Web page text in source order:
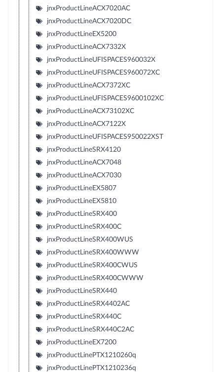
jnxProductLineACX7020AC
jnxProductLineACX7020DC
jnxProductLineEX5200
jnxProductLineACX7332X
jnxProductLineUFISPACES960032X
jnxProductLineUFISPACES960072XC
jnxProductLineACX7372XC
jnxProductLineUFISPACES9600102XC
jnxProductLineACX73102XC
jnxProductLineACX7122X
jnxProductLineUFISPACES950022XST
jnxProductLineSRX4120
jnxProductLineACX7048
jnxProductLineACX7030
jnxProductLineEX5807
jnxProductLineEX5810
jnxProductLineSRX400
jnxProductLineSRX400C
jnxProductLineSRX400WUS
jnxProductLineSRX400WWW
jnxProductLineSRX400CWUS
jnxProductLineSRX400CWWW
jnxProductLineSRX440
jnxProductLineSRX4402AC
jnxProductLineSRX440C
jnxProductLineSRX440C2AC
jnxProductLineEX7200
jnxProductLinePTX1210260q
jnxProductLinePTX1210236q